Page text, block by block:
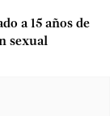
a 15 años de
sexual